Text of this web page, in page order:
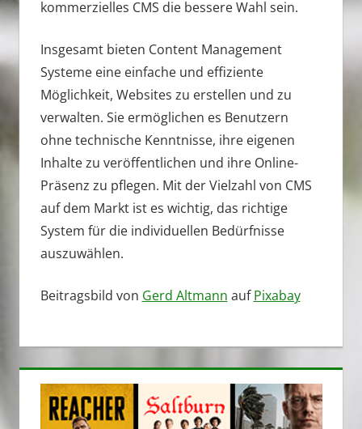
kommerzielles CMS die bessere Wahl sein.
Insgesamt bieten Content Management
Systeme eine einfache und effiziente
Möglichkeit, Websites zu erstellen und zu
verwalten. Sie ermöglichen es Benutzern
ohne technische Kenntnisse, ihre eigenen
Inhalte zu veröffentlichen und ihre Online-
Präsenz zu pflegen. Mit der Vielzahl von CMS
auf dem Markt ist es wichtig, das richtige
System für die individuellen Bedürfnisse
auszuwählen.
Beitragsbild von Gerd Altmann aufPixabay